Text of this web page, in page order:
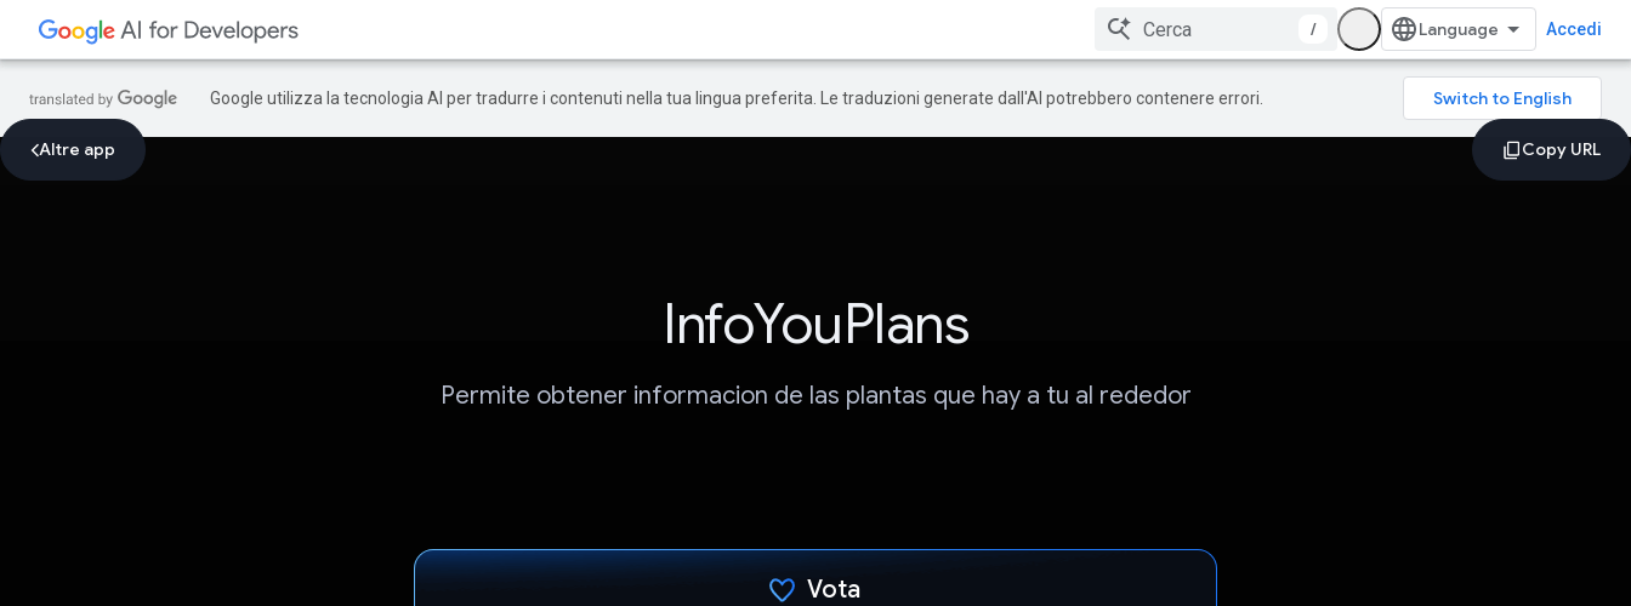
/ Accedi
Google utilizza la tecnologia AI per tradurre i contenuti nella tua lingua preferita. Le traduzioni generate dall'AI potrebbero contenere errori.
Altre app
InfoYouPlans
Permite obtener informacion de las plantas que hay a tu al rededor
Vota